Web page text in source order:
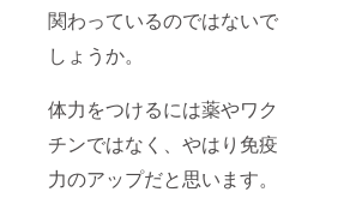
関わっているのではないで
しょうか。
体力をつけるには薬やワク
チンではなく、やはり免疫
力のアップだと思います。